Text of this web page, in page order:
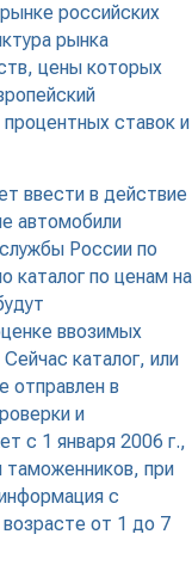
российских
рынка
цены которых
ставок и
ввести в действие
автомобили
России по
каталог по ценам на
ввозимых
каталог, или
отправлен в
и
с 1 января 2006 г.,
при
с
возрасте от 1 до 7